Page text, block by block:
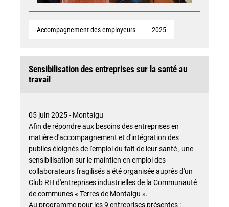
Accompagnement des employeurs 2025
Sensibilisation des entreprises sur la santé au
travail
05 juin 2025 - Montaigu
Afin de répondre aux besoins des entreprises en
matière d'accompagnement et d'intégration des
publics éloignés de l'emploi du fait de leur santé , une
sensibilisation sur le maintien en emploi des
collaborateurs fragilisés a été organisée auprès d'un
Club RH d'entreprises industrielles de la Communauté
de communes « Terres de Montaigu ».
Au programme pour les 9 entreprises présentes :